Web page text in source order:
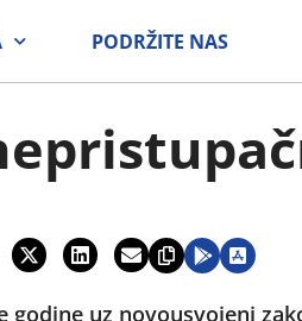
PODRŽITE NAS
uz novousvojeni